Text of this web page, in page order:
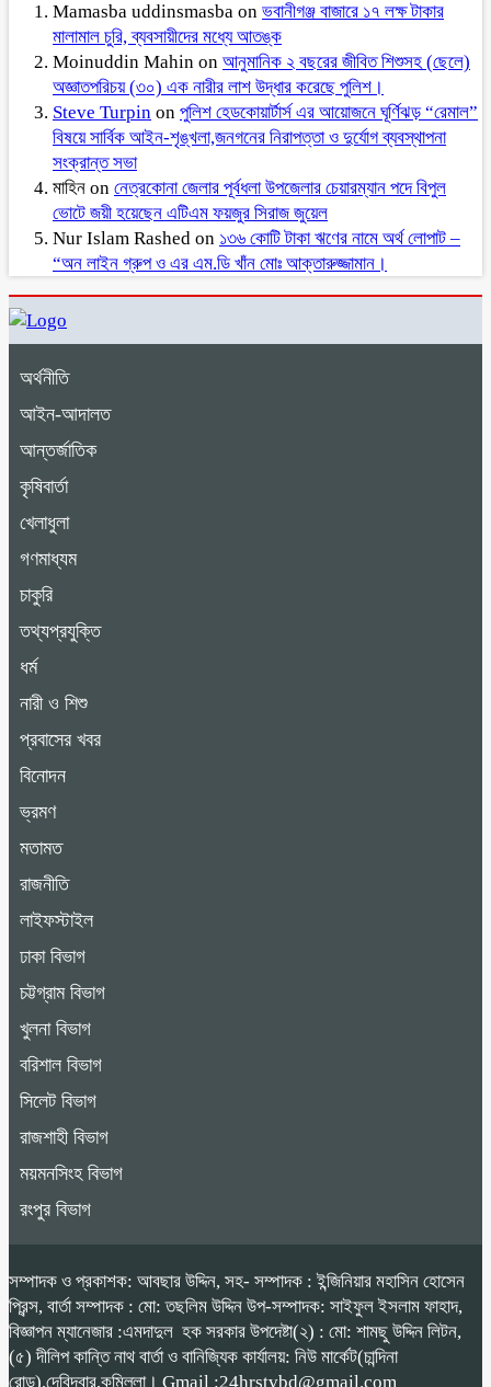
Mamasba uddinsmasba on ভবানীগঞ্জ বাজারে ১৭ লক্ষ টাকার
মালামাল চুরি, ব্যবসায়ীদের মধ্যে আতঙ্ক
Moinuddin Mahin on আনুমানিক ২ বছরের জীবিত শিশুসহ (ছেলে)
অজ্ঞাতপরিচয় (৩০) এক নারীর লাশ উদ্ধার করেছে পুলিশ।
Steve Turpin on পুলিশ হেডকোয়ার্টার্স এর আয়োজনে ঘূর্ণিঝড় “রেমাল”
বিষয়ে সার্বিক আইন-শৃঙ্খলা,জনগনের নিরাপত্তা ও দুর্যোগ ব্যবস্থাপনা
সংক্রান্ত সভা
মাহিন on নেত্রকোনা জেলার পূর্বধলা উপজেলার চেয়ারম্যান পদে বিপুল
ভোটে জয়ী হয়েছেন এটিএম ফয়জুর সিরাজ জুয়েল
Nur Islam Rashed on ১৩৬ কোটি টাকা ঋণের নামে অর্থ লোপাট –
“অন লাইন গ্রুপ ও এর এম.ডি খাঁন মোঃ আক্তারুজ্জামান।
অর্থনীতি
আইন-আদালত
আন্তর্জাতিক
কৃষিবার্তা
খেলাধুলা
গণমাধ্যম
চাকুরি
তথ্যপ্রযুক্তি
ধর্ম
নারী ও শিশু
প্রবাসের খবর
বিনোদন
ভ্রমণ
মতামত
রাজনীতি
লাইফস্টাইল
ঢাকা বিভাগ
চট্টগ্রাম বিভাগ
খুলনা বিভাগ
বরিশাল বিভাগ
সিলেট বিভাগ
রাজশাহী বিভাগ
ময়মনসিংহ বিভাগ
রংপুর বিভাগ
সম্পাদক ও প্রকাশক: আবছার উদ্দিন, সহ- সম্পাদক : ইন্জিনিয়ার মহাসিন হোসেন
প্রিন্স, বার্তা সম্পাদক : মো: তছলিম উদ্দিন উপ-সম্পাদক: সাইফুল ইসলাম ফাহাদ,
বিজ্ঞাপন ম্যানেজার :এমদাদুল হক সরকার উপদেষ্টা(২) : মো: শামছু উদ্দিন লিটন,
(৫) দীলিপ কান্তি নাথ বার্তা ও বানিজ্যিক কার্যালয়: নিউ মার্কেট(চান্দিনা
রোড),দেবিদ্বার,কুমিল্লা। Gmail :24hrstvbd@gmail.com